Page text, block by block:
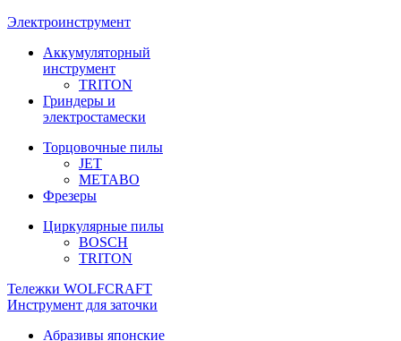
Электроинструмент
Аккумуляторный
инструмент
TRITON
Гриндеры и
электростамески
Торцовочные пилы
JET
METABO
Фрезеры
Циркулярные пилы
BOSCH
TRITON
Тележки WOLFCRAFT
Инструмент для заточки
Абразивы японские